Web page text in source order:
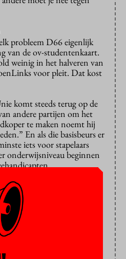
probleem D66 eigenlijk
van de ov-studentenkaart.
weinig in het halveren van
voor pleit. Dat kost
komt steeds terug op de
andere partijen om het
te maken noemt hij
En als die basisbeurs er
iets voor stapelaars
onderwijsniveau beginnen
deze vier partijen elkaar
voor het onderwijs
partijen er weinig hart
houden minder van het
anders waren ze